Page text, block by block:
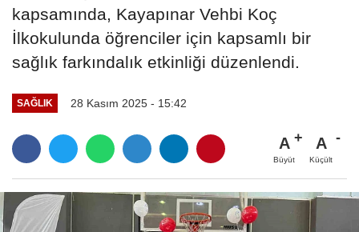
kapsamında, Kayapınar Vehbi Koç
İlkokulunda öğrenciler için kapsamlı bir
sağlık farkındalık etkinliği düzenlendi.
SAĞLIK 28 Kasım 2025 - 15:42
A
Büyüt
A
Küçült